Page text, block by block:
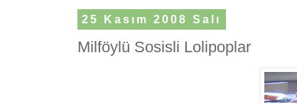
25 Kasım 2008 Salı
Milföylü Sosisli Lolipoplar